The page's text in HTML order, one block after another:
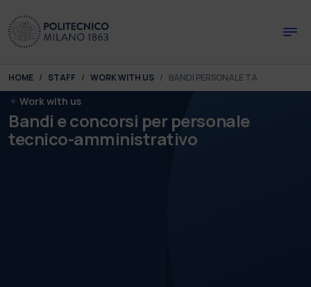
You are here:
HOME STAFF WORK WITH US BANDI PERSONALE TA
Work with us
Bandi e concorsi per personale
tecnico-amministrativo